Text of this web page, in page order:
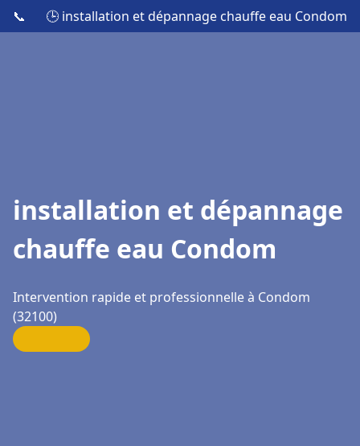
📞 🕒 installation et dépannage chauffe eau Condom
installation et dépannage
chauffe eau Condom
Intervention rapide et professionnelle à Condom
(32100)